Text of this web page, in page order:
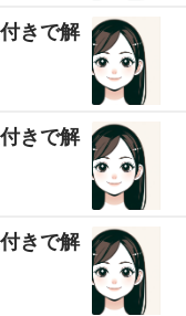
きで解
きで解
きで解